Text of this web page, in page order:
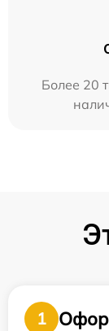
Более 20
1